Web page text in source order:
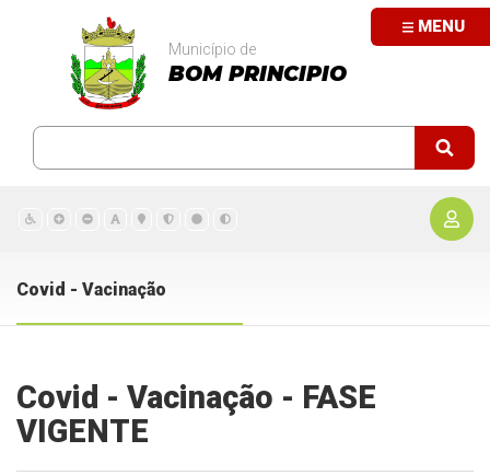
MENU
Município de
BOM PRINCIPIO
Covid - Vacinação
Covid - Vacinação - FASE
VIGENTE